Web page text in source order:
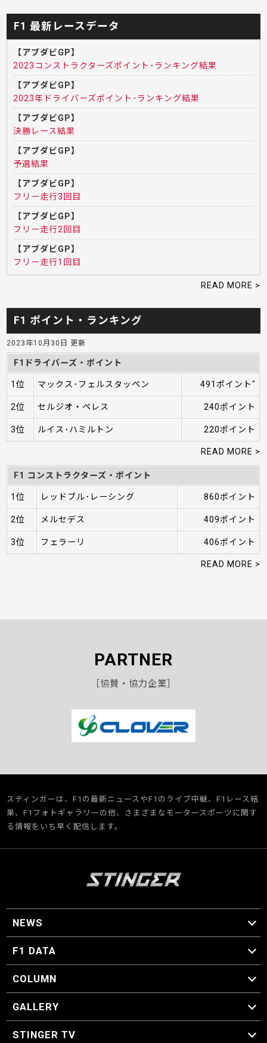
F1 最新レースデータ
【アブダビGP】
2023コンストラクターズポイント･ランキング結果
【アブダビGP】
2023年ドライバーズポイント･ランキング結果
【アブダビGP】
決勝レース結果
【アブダビGP】
予選結果
【アブダビGP】
フリー走行3回目
【アブダビGP】
フリー走行2回目
【アブダビGP】
フリー走行1回目
READ MORE >
F1 ポイント・ランキング
2023年10月30日 更新
F1ドライバーズ・ポイント
1位 マックス･フェルスタッペン 491ポイント"
2位 セルジオ・ペレス 240ポイント
3位 ルイス･ハミルトン 220ポイント
READ MORE >
F1 コンストラクターズ・ポイント
1位 レッドブル･レーシング 860ポイント
2位 メルセデス 409ポイント
3位 フェラーリ 406ポイント
READ MORE >
PARTNER
［協賛・協力企業］
スティンガーは、F1の最新ニュースやF1のライブ中継、F1レース結
果、F1フォトギャラリーの他、さまざまなモータースポーツに関す
る情報をいち早く配信します。
NEWS
F1 ニュース
F1 DATA
F1 日程
F1 データ
COLUMN
マイ・ワンダフル・サーキット
スクーデリア・一方通行
F1に燃え、ゴルフに泣く日々。
スティングくんの部屋
GALLERY
GALLERY
STINGER TV